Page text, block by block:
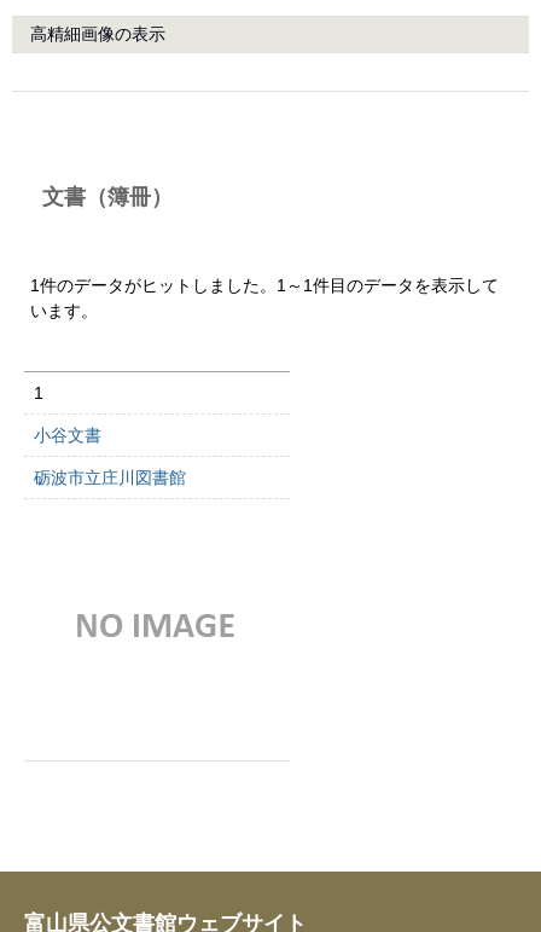
高精細画像の表示
文書（簿冊）
1件のデータがヒットしました。1～1件目のデータを表示して
います。
1
小谷文書
砺波市立庄川図書館
富山県公文書館ウェブサイト